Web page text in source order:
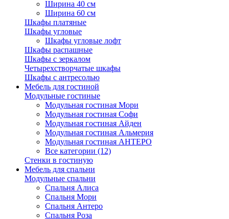
Ширина 40 см
Ширина 60 см
Шкафы платяные
Шкафы угловые
Шкафы угловые лофт
Шкафы распашные
Шкафы с зеркалом
Четырехстворчатые шкафы
Шкафы с антресолью
Мебель для гостиной
Модульные гостиные
Модульная гостиная Мори
Модульная гостиная Софи
Модульная гостиная Айден
Модульная гостиная Альмерия
Модульная гостиная АНТЕРО
Все категории (12)
Стенки в гостиную
Мебель для спальни
Модульные спальни
Спальня Алиса
Спальня Мори
Спальня Антеро
Спальня Роза